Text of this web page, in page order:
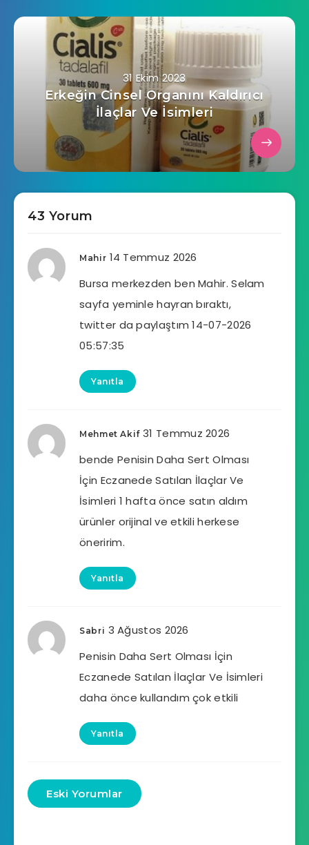
31 Ekim 2023
Erkeğin Cinsel Organını Kaldırıcı
İlaçlar Ve İsimleri
43 Yorum
Mahir 14 Temmuz 2026
Bursa merkezden ben Mahir. Selam
sayfa yeminle hayran bıraktı,
twitter da paylaştım 14-07-2026
05:57:35
Yanıtla
Mehmet Akif 31 Temmuz 2026
bende Penisin Daha Sert Olması
İçin Eczanede Satılan İlaçlar Ve
İsimleri 1 hafta önce satın aldım
ürünler orijinal ve etkili herkese
öneririm.
Yanıtla
Sabri 3 Ağustos 2026
Penisin Daha Sert Olması İçin
Eczanede Satılan İlaçlar Ve İsimleri
daha önce kullandım çok etkili
Yanıtla
Eski Yorumlar